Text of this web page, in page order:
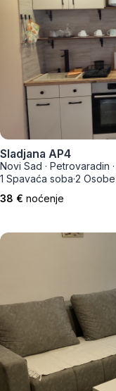
Sladjana AP4
Novi Sad · Petrovaradin ·
1 Spavaća soba·2 Osobe
38 € noćenje